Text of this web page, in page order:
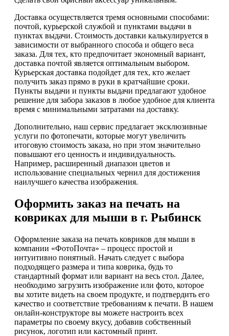
Доставка осуществляется тремя основными способами:
почтой, курьерской службой и пунктами выдачи в
пунктах выдачи. Стоимость доставки калькулируется в
зависимости от выбранного способа и общего веса
заказа. Для тех, кто предпочитает экономный вариант,
доставка почтой является оптимальным выбором.
Курьерская доставка подойдет для тех, кто желает
получить заказ прямо в руки в кратчайшие сроки.
Пункты выдачи и пункты выдачи предлагают удобное
решение для забора заказов в любое удобное для клиента
время с минимальными затратами на доставку.
Дополнительно, наш сервис предлагает эксклюзивные
услуги по фотопечати, которые могут увеличить
итоговую стоимость заказа, но при этом значительно
повышают его ценность и индивидуальность.
Например, расширенный диапазон цветов и
использование специальных чернил для достижения
наилучшего качества изображения.
Оформить заказ на печать на
ковриках для мыши в г. Рыбинск
Оформление заказа на печать ковриков для мыши в
компании «ФотоПочта» – процесс простой и
интуитивно понятный. Начать следует с выбора
подходящего размера и типа коврика, будь то
стандартный формат или вариант на весь стол. Далее,
необходимо загрузить изображение или фото, которое
вы хотите видеть на своем продукте, и подтвердить его
качество и соответствие требованиям к печати. В нашем
онлайн-конструкторе вы можете настроить всех
параметры по своему вкусу, добавив собственный
рисунок, логотип или кастомный принт.